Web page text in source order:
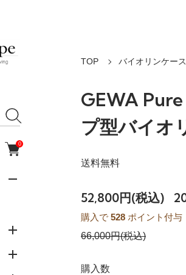
0
TOP バイオリンケース
GEWA
プ型バイオ
送料無料
52,800円(税込)
購入で 528 ポイント付与
66,000円(税込)
購入数